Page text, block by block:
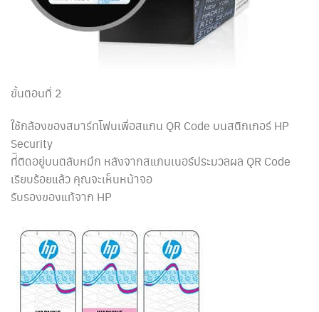
ขั้นตอนที่ 2
ใช้กล้องของสมาร์ทโฟนเพื่อสแกน QR Code บนสติกเกอร์ HP
Security
ที่ิติดอยู่บนตลับหมึก หลังจากสแกนเนอร์ประมวลผล QR Code
เรียบร้อยแล้ว คุณจะเห็นหน้าจอ
รับรองของแท้จาก HP